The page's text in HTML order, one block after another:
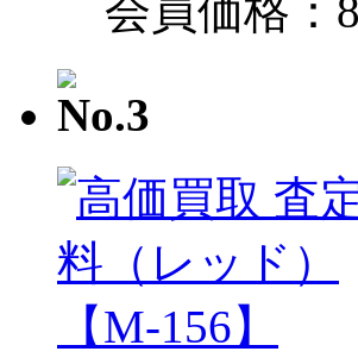
会員価格：